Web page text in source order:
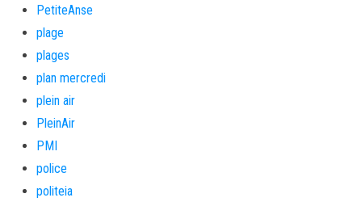
PetiteAnse
plage
plages
plan mercredi
plein air
PleinAir
PMI
police
politeia